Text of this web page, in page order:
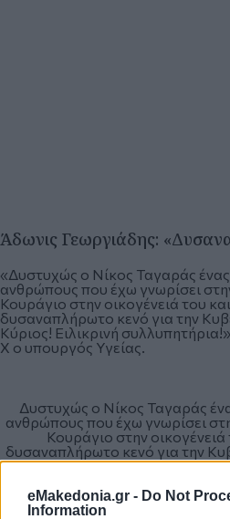
eMakedonia.gr - Do Not
Information
Άδωνις Γεωργιάδης:
«Δυστυχώς ο Νίκος Ταγαράς
ανθρώπους που έχω γνωρίσει
Κουράγιο στην οικογένειά του
δυσαναπλήρωτο κενό για την
Κύριος! Ειλικρινή
Χ ο υπουργός Υγείας.
Δυστυχώς ο Νίκος Ταγαράς
ανθρώπους που έχω γνωρίσει
Κουράγιο στην
δυσαναπλήρωτο κενό για την
Κύριος! Ειλικρινή